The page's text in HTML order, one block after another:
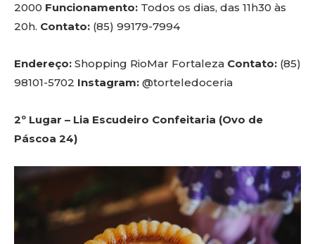
2000 Funcionamento: Todos os dias, das 11h30 às
20h. Contato: (85) 99179-7994
Endereço: Shopping RioMar Fortaleza Contato: (85)
98101-5702 Instagram: @torteledoceria
2º Lugar – Lia Escudeiro Confeitaria (Ovo de
Páscoa 24)